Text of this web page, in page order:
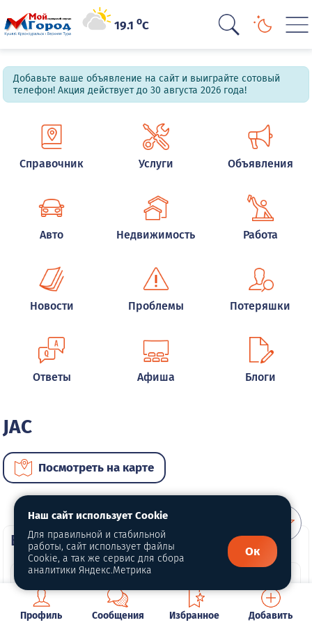
19.1oC
Добавьте ваше объявление на сайт и выиграйте сотовый
телефон! Акция действует до 30 августа 2026 года!
Справочник Услуги Объявления
Авто Недвижимость Работа
Новости Проблемы Потеряшки
Ответы Афиша Блоги
JAC
Посмотреть на карте
ВИП автомобили
Профиль Сообщения Избранное Добавить
Наш сайт использует Cookie
Для правильной и стабильной
работы, сайт использует файлы
Cookie, а так же сервис для сбора
аналитики Яндекс.Метрика
Ок